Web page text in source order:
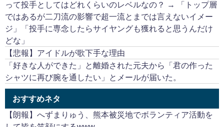
って投手としてはどれくらいのレベルなの？ → 「トップ層
ではあるが二刀流の影響で超一流とまでは言えないイメー
ジ」「投手に専念したらサイヤングも獲れると思うんだけ
どな」
【悲報】アイドルが歌下手な理由
「好きな人ができた」と離婚された元夫から「君の作った
シャツに再び腕を通したい」とメールが届いた。
おすすめネタ
【朗報】へずまりゅう、熊本被災地でボランティア活動を